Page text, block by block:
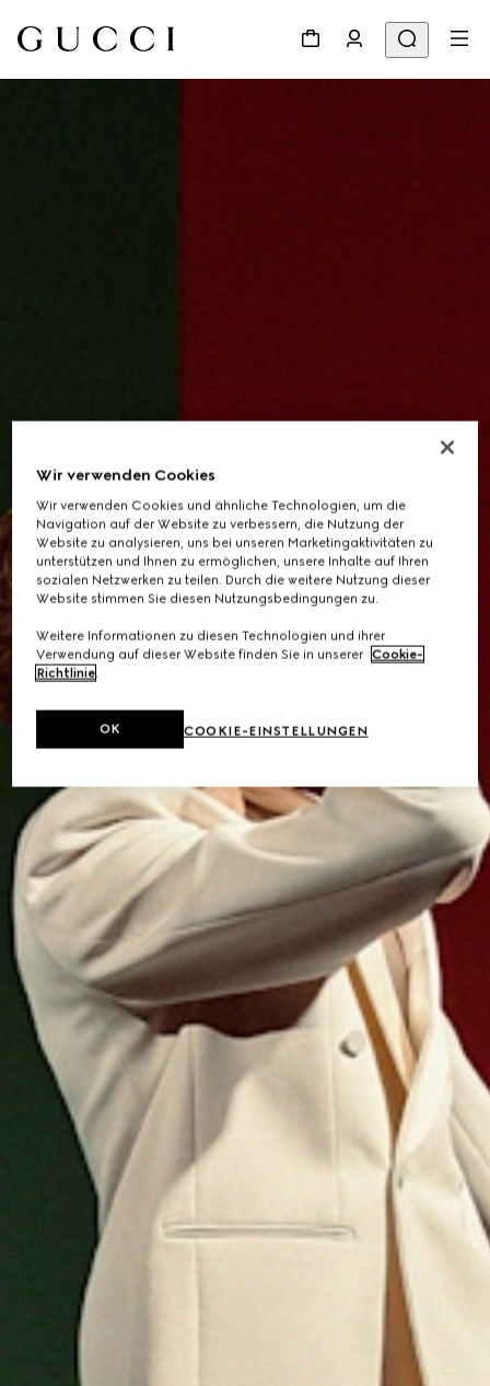
Wir verwenden Cookies
Wir verwenden Cookies und ähnliche Technologien, um die
Navigation auf der Website zu verbessern, die Nutzung der
Website zu analysieren, uns bei unseren Marketingaktivitäten zu
unterstützen und Ihnen zu ermöglichen, unsere Inhalte auf Ihren
sozialen Netzwerken zu teilen. Durch die weitere Nutzung dieser
Website stimmen Sie diesen Nutzungsbedingungen zu.
Weitere Informationen zu diesen Technologien und ihrer
Verwendung auf dieser Website finden Sie in unserer Cookie-
Richtlinie.
COOKIE-EINSTELLUNGEN
OK